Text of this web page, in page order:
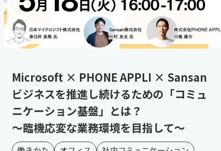
Microsoft × PHONE APPLI × Sansan
ビジネスを推進し続けるための「コミュ
ニケーション基盤」とは？
～臨機応変な業務環境を目指して～